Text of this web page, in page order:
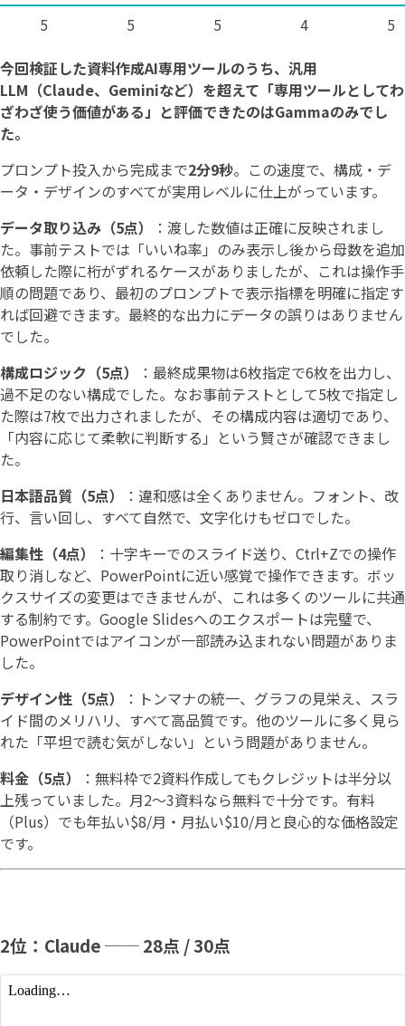
5 5 5 4
5
今回検証した資料作成AI専用ツールのうち、汎用
LLM（Claude、Geminiなど）を超えて「専用ツールとしてわ
ざわざ使う価値がある」と評価できたのはGammaのみでし
た。
プロンプト投入から完成まで2分9秒。この速度で、構成・デ
ータ・デザインのすべてが実用レベルに仕上がっています。
データ取り込み（5点）
：渡した数値は正確に反映されまし
た。事前テストでは「いいね率」のみ表示し後から母数を追加
依頼した際に桁がずれるケースがありましたが、これは操作手
順の問題であり、最初のプロンプトで表示指標を明確に指定す
れば回避できます。最終的な出力にデータの誤りはありません
でした。
構成ロジック（5点）
：最終成果物は6枚指定で6枚を出力し、
過不足のない構成でした。なお事前テストとして5枚で指定し
た際は7枚で出力されましたが、その構成内容は適切であり、
「内容に応じて柔軟に判断する」という賢さが確認できまし
た。
日本語品質（5点）
：違和感は全くありません。フォント、改
行、言い回し、すべて自然で、文字化けもゼロでした。
編集性（4点）
：十字キーでのスライド送り、Ctrl+Zでの操作
取り消しなど、PowerPointに近い感覚で操作できます。ボッ
クスサイズの変更はできませんが、これは多くのツールに共通
する制約です。Google Slidesへのエクスポートは完璧で、
PowerPointではアイコンが一部読み込まれない問題がありま
した。
デザイン性（5点）
：トンマナの統一、グラフの見栄え、スラ
イド間のメリハリ、すべて高品質です。他のツールに多く見ら
れた「平坦で読む気がしない」という問題がありません。
料金（5点）
：無料枠で2資料作成してもクレジットは半分以
上残っていました。月2〜3資料なら無料で十分です。有料
（Plus）でも年払い$8/月・月払い$10/月と良心的な価格設定
です。
2位：Claude ── 28点 / 30点